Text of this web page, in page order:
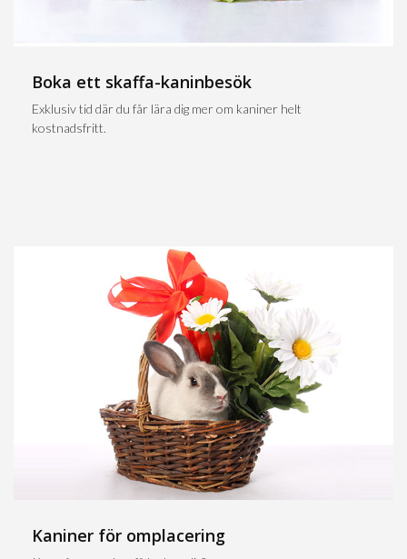
Boka ett skaffa-kaninbesök
Exklusiv tid där du får lära dig mer om kaniner helt
kostnadsfritt.
Kaniner för omplacering